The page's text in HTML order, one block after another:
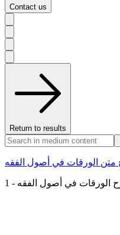
Contact us
Return to results
الورقات في أصول الفقه - 1